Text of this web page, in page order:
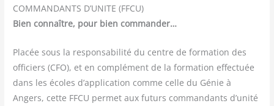
COMMANDANTS D’UNITE (FFCU)
Bien connaître, pour bien commander…
Pla­cée sous la res­pon­sa­bi­li­té du centre de for­ma­tion des
offi­ciers (CFO), et en com­plé­ment de la for­ma­tion effec­tuée
dans les écoles d’application comme celle du Génie à
Angers, cette FFCU per­met aux futurs com­man­dants d’unité